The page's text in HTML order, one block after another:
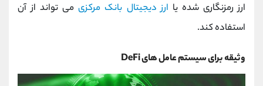
ارز رمزنگاری شده یا ارز دیجیتال بانک مرکزیمی تواند از آن
استفاده کند.
وثیقه برای سیستم عامل های DeFi